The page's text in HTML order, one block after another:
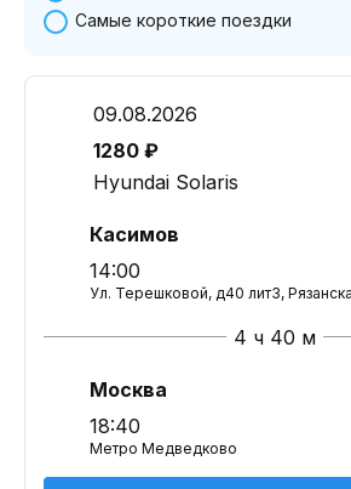
Самые короткие поездки
09.08.2026
1280 ₽
Hyundai Solaris
Касимов
14:00
Ул. Терешковой, д40 лит3,
4 ч 40 м
Москва
18:40
Метро Медведково